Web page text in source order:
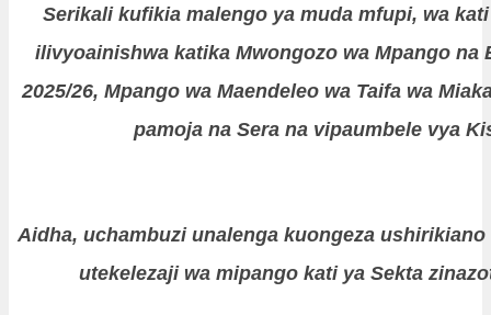
Serikali kufikia malengo ya muda mfupi, wa
ilivyoainishwa katika Mwongozo wa Mpango na
2025/26, Mpango wa Maendeleo wa Taifa wa
pamoja na Sera na vipaumbele vya
Aidha, uchambuzi unalenga kuongeza
utekelezaji wa mipango kati ya Sekta